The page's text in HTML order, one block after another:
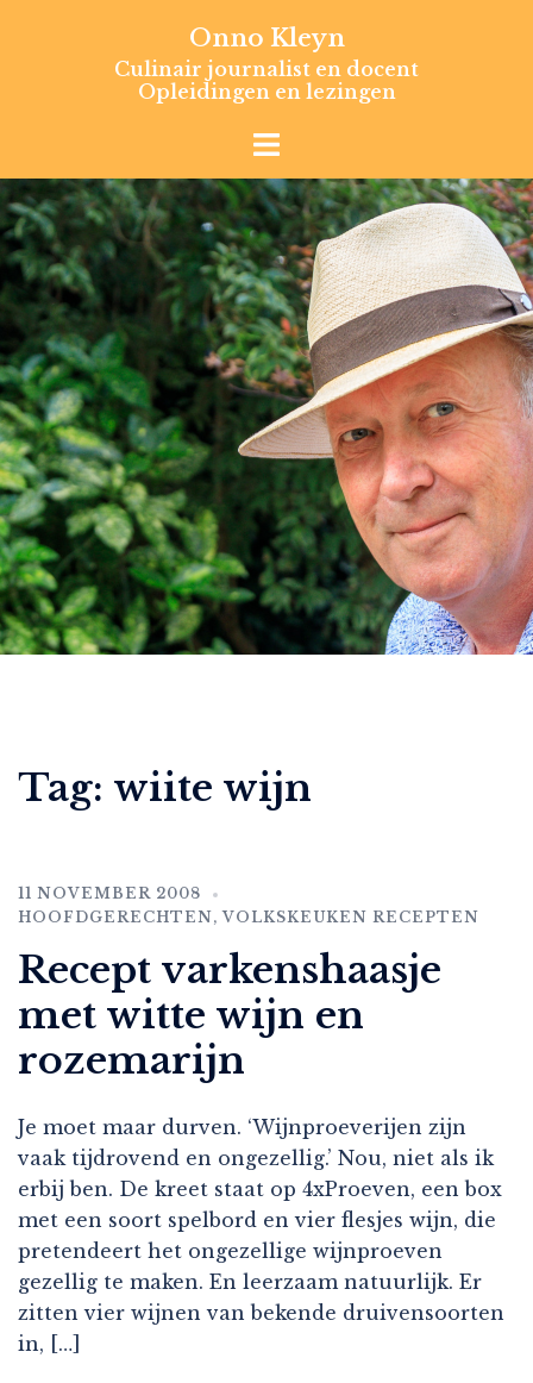
Onno Kleyn
Culinair journalist en docent
Opleidingen en lezingen
Tag: wiite wijn
11 NOVEMBER 2008
HOOFDGERECHTEN,VOLKSKEUKEN RECEPTEN
Recept varkenshaasje
met witte wijn en
rozemarijn
Je moet maar durven. ‘Wijnproeverijen zijn
vaak tijdrovend en ongezellig.’ Nou, niet als ik
erbij ben. De kreet staat op 4xProeven, een box
met een soort spelbord en vier flesjes wijn, die
pretendeert het ongezellige wijnproeven
gezellig te maken. En leerzaam natuurlijk. Er
zitten vier wijnen van bekende druivensoorten
in, […]